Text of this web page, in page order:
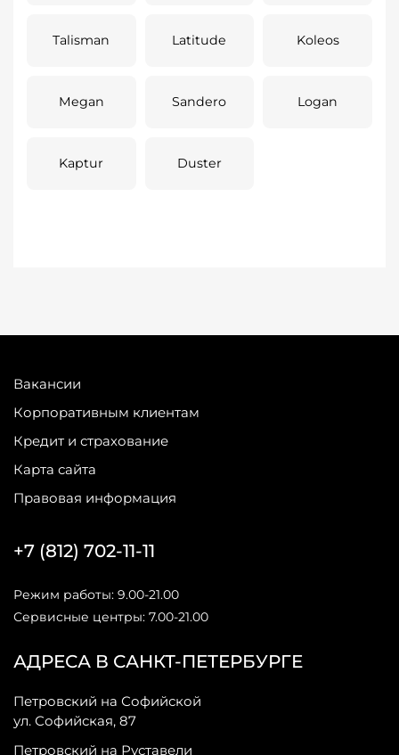
Talisman Latitude Koleos
Megan Sandero Logan
Kaptur Duster
Вакансии
Корпоративным клиентам
Кредит и страхование
Карта сайта
Правовая информация
АДРЕСА В САНКТ-ПЕТЕРБУРГЕ
Петровский на Софийской
ул. Софийская, 87
Петровский на Руставели
+7 (812) 702-11-11
Режим работы: 9.00-21.00
Сервисные центры: 7.00-21.00